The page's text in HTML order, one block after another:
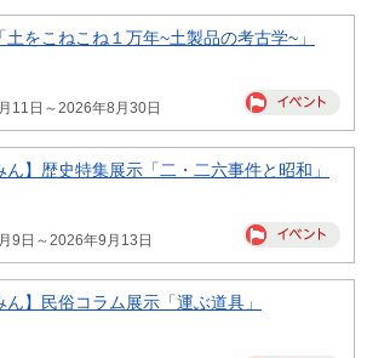
土をこねこね１万年~土製品の考古学~」
11日～2026年8月30日
ん】歴史特集展示「二・二六事件と昭和」
9日～2026年9月13日
ん】民俗コラム展示「運ぶ道具」